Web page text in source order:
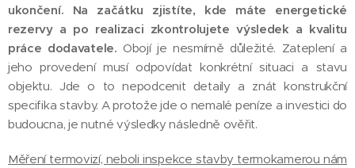
ukončení. Na začátku zjistíte, kde máte energetické
rezervy a po realizaci zkontrolujete výsledek a kvalitu
práce dodavatele. Obojí je nesmírně důležité. Zateplení a
jeho provedení musí odpovídat konkrétní situaci a stavu
objektu. Jde o to nepodcenit detaily a znát konstrukční
specifika stavby. A protože jde o nemalé peníze a investici do
budoucna, je nutné výsledky následně ověřit.
Měření termovizí, neboli inspekce stavby termokamerou nám